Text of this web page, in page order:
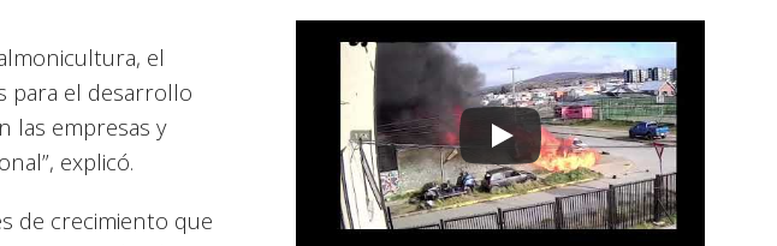
el
para el desarrollo
las empresas y
explicó.
de crecimiento que